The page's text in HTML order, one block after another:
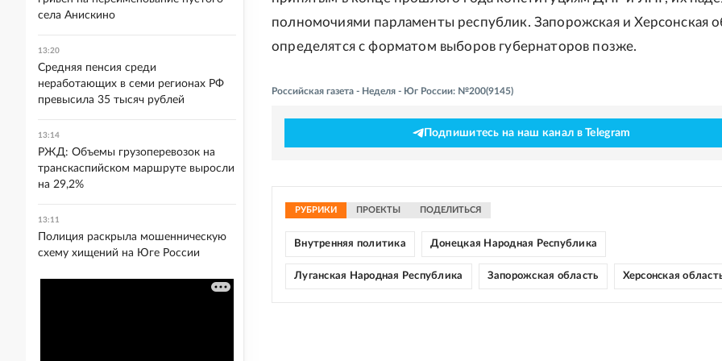
полномочиями парламенты республик. Запорожская и Херсонская
определятся с форматом выборов губернаторов позже.
Российская газета - Неделя - Юг России: №200(9145)
Подпишитесь на наш канал в Telegram
РУБРИКИ ПРОЕКТЫ ПОДЕЛИТЬСЯ
Внутренняя политика Донецкая Народная Республика
Луганская Народная Республика Запорожская область Херсонская
села Анискино
13:20
Средняя пенсия среди
неработающих в семи регионах РФ
превысила 35 тысяч рублей
13:14
РЖД: Объемы грузоперевозок на
транскаспийском маршруте выросли
на 29,2%
13:11
Полиция раскрыла мошенническую
схему хищений на Юге России